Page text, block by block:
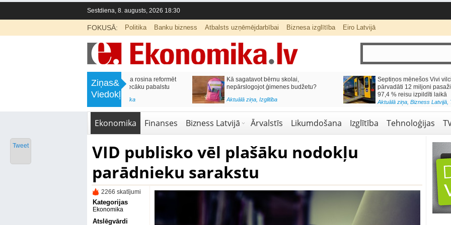
Sestdiena, 8. augusts, 2026 18:30
FOKUSĀ: Politika Banku bizness Atbalsts uzņēmējdarbībai Biznesa izglītība Eiro Latvijā
Ziņas&
Viedokļi
Labklājības ministrija rosina reformēt
un būtiski uzlabot vecāku pabalstu
Kā sagatavot bērnu skolai,
nepārslogojot ģimenes budžetu?
Aktuālā ziņa,Izglītība
Septiņos mēnešos Vivi vilcienos
pārvadāti 12 miljoni pasažieru; jūlijā
97,4 % reisu izpildīti laikā
Aktuālā ziņa,Bizness Latvijā,Tirdzniecība
Ekonomika Finanses Bizness Latvijā Ārvalstīs Likumdošana Izglītība Tehnoloģijas
VID publisko vēl plašāku nodokļu
parādnieku sarakstu
2266 skatījumi
Kategorijas
Ekonomika
Atslēgvārdi
Tweet